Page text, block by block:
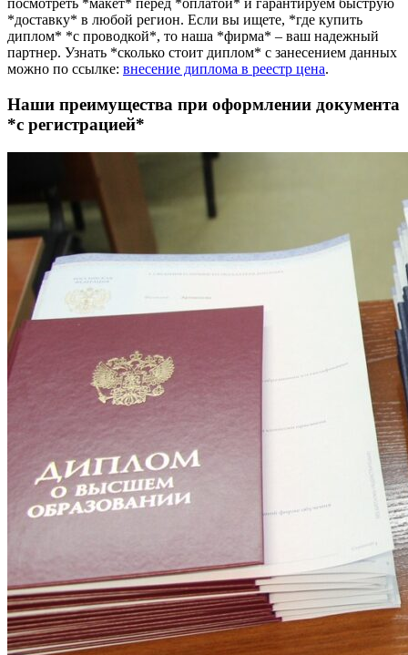
посмотреть *макет* перед *оплатой* и гарантируем быструю
*доставку* в любой регион. Если вы ищете, *где купить
диплом* *с проводкой*, то наша *фирма* – ваш надежный
партнер. Узнать *сколько стоит диплом* с занесением данных
можно по ссылке: внесение диплома в реестр цена.
Наши преимущества при оформлении документа
*с регистрацией*